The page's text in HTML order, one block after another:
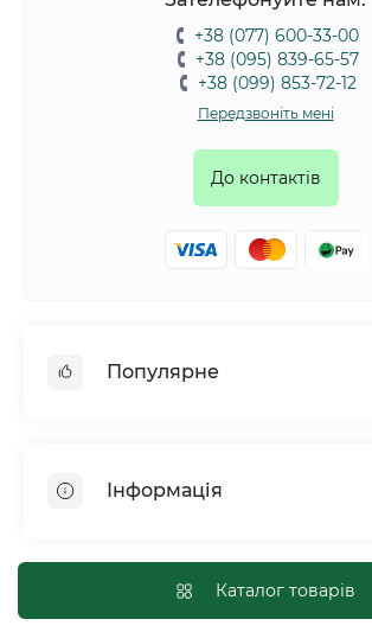
+38 (077) 600-33-00
+38 (095) 839-65-57
+38 (099) 853-72-12
Передзвоніть мені
До контактів
Популярне
Птахи
Рептилії
Сільськогосподарські тварини та
Інформація
Оплата і доставка
Політика конфіденційності
Каталог товарів